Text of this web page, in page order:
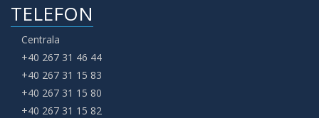
TELEFON
Centrala
+40 267 31 46 44
+40 267 31 15 83
+40 267 31 15 80
+40 267 31 15 82